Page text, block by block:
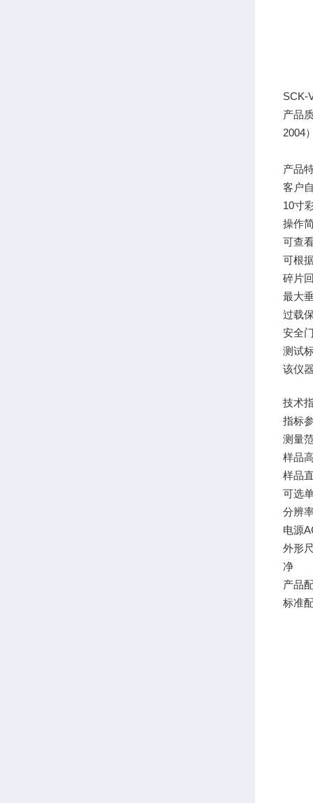
SCK-
产品
2004
产品
客户
10寸
操作
可查
可根
碎片
最大
过载
安全
测试
该仪
技术
指标
测量
样品
样品
可选
分辨
电源
外形
净
产品
标准